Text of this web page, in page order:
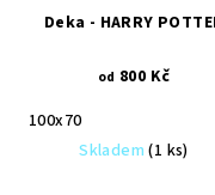
Deka - HARRY
od 800 Kč
100x70
Skladem(1 ks)